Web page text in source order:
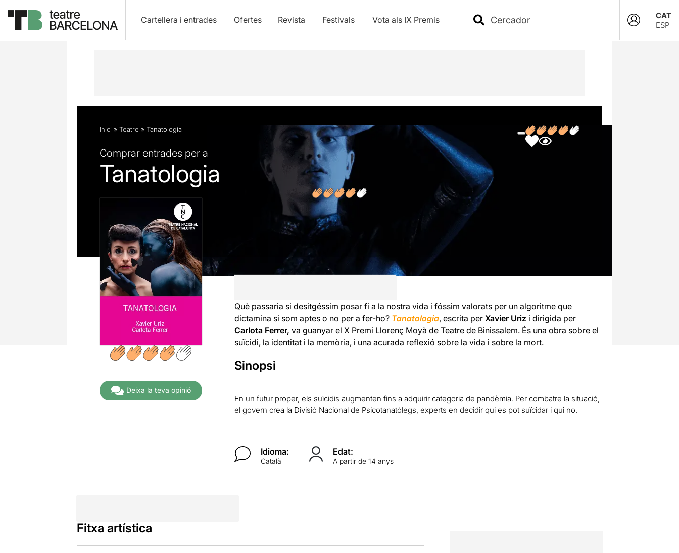
Cartellera i entrades Ofertes Revista Festivals Vota als IX Premis
CAT
ESP
Descripció Fitxa artística Fotos i vídeos
Inici » Teatre » Tanatologia
Comprar entrades per a
Tanatologia
Deixa la teva opinió
Què passaria si desitgéssim posar fi a la nostra vida i fóssim valorats per un algoritme que
dictamina si som aptes o no per a fer-ho? Tanatologia, escrita per Xavier Uriz i dirigida per
Carlota Ferrer, va guanyar el X Premi Llorenç Moyà de Teatre de Binissalem. És una obra sobre el
suïcidi, la identitat i la memòria, i una acurada reflexió sobre la vida i sobre la mort.
Sinopsi
En un futur proper, els suïcidis augmenten fins a adquirir categoria de pandèmia. Per combatre la situació,
el govern crea la Divisió Nacional de Psicotanatòlegs, experts en decidir qui es pot suïcidar i qui no.
Idioma:
Català
Edat:
A partir de 14 anys
Fitxa artística